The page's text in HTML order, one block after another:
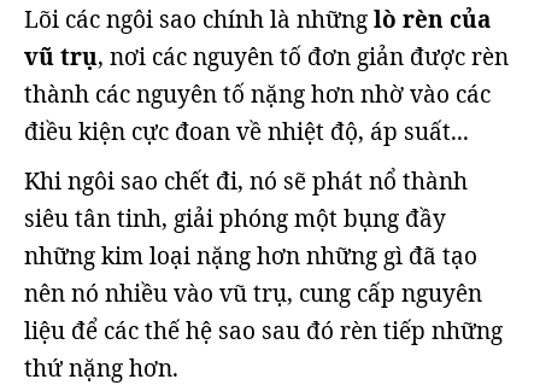
Lõi các ngôi sao chính là nhữnglò rèn của
vũ trụ, nơi các nguyên tố đơn giản được rèn
thành các nguyên tố nặng hơn nhờ vào các
điều kiện cực đoan về nhiệt độ, áp suất...
Khi ngôi sao chết đi, nó sẽ phát nổ thành
siêu tân tinh, giải phóng một bụng đầy
những kim loại nặng hơn những gì đã tạo
nên nó nhiều vào vũ trụ, cung cấp nguyên
liệu để các thế hệ sao sau đó rèn tiếp những
thứ nặng hơn.